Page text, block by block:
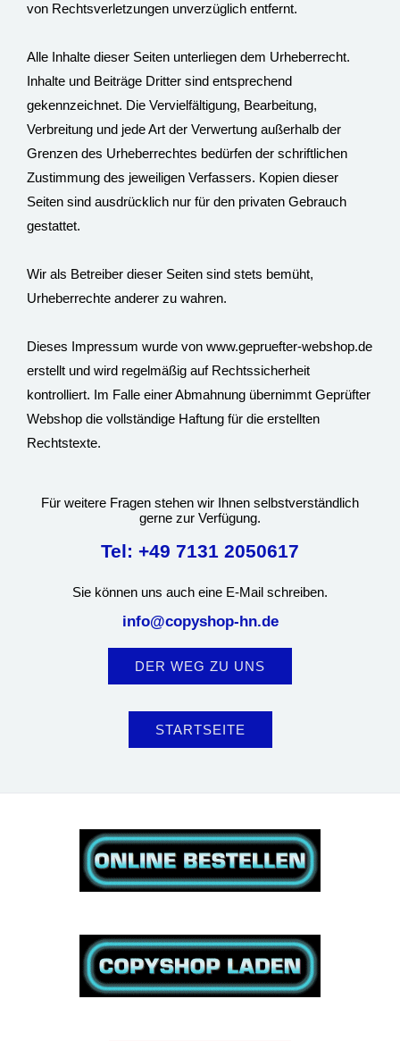
von Rechtsverletzungen unverzüglich entfernt.
Alle Inhalte dieser Seiten unterliegen dem Urheberrecht.
Inhalte und Beiträge Dritter sind entsprechend
gekennzeichnet. Die Vervielfältigung, Bearbeitung,
Verbreitung und jede Art der Verwertung außerhalb der
Grenzen des Urheberrechtes bedürfen der schriftlichen
Zustimmung des jeweiligen Verfassers. Kopien dieser
Seiten sind ausdrücklich nur für den privaten Gebrauch
gestattet.
Wir als Betreiber dieser Seiten sind stets bemüht,
Urheberrechte anderer zu wahren.
Dieses Impressum wurde von www.gepruefter-webshop.de
erstellt und wird regelmäßig auf Rechtssicherheit
kontrolliert. Im Falle einer Abmahnung übernimmt Geprüfter
Webshop die vollständige Haftung für die erstellten
Rechtstexte.
Für weitere Fragen stehen wir Ihnen selbstverständlich
gerne zur Verfügung.
Tel: +49 7131 2050617
Sie können uns auch eine E-Mail schreiben.
info@copyshop-hn.de
DER WEG ZU UNS
STARTSEITE